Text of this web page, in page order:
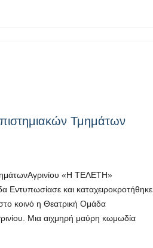
Τμημάτων
«Η ΤΕΛΕΤΗ»
Εντυπωσίασε και καταχειροκροτήθηκε
κοινό η Θεατρική Ομάδα
Μια αιχμηρή μαύρη κωμωδία